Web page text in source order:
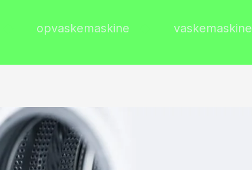
opvaskemaskine vaskemaskine